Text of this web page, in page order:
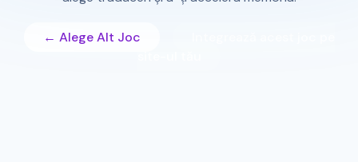
← Alege Alt Joc